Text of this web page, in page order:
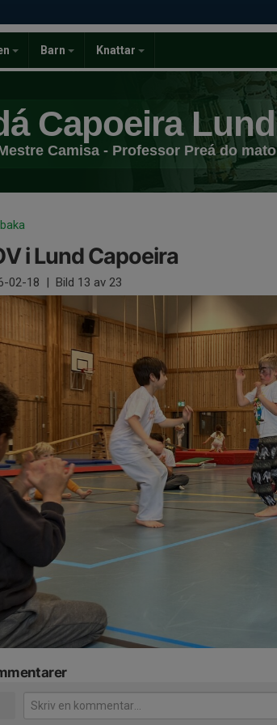
Barn Knattar
Capoeira Lund
Camisa - Professor Preá do mato
i Lund Capoeira
02-18 | Bild 13 av 23